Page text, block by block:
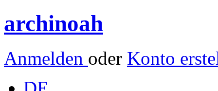
archinoah
Anmelden oder Konto